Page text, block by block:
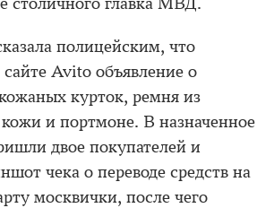
полицейским, что
сайте Avito объявление о
курток, ремня из
и портмоне. В назначенное
двое покупателей и
чека о переводе средств на
москвички, после чего